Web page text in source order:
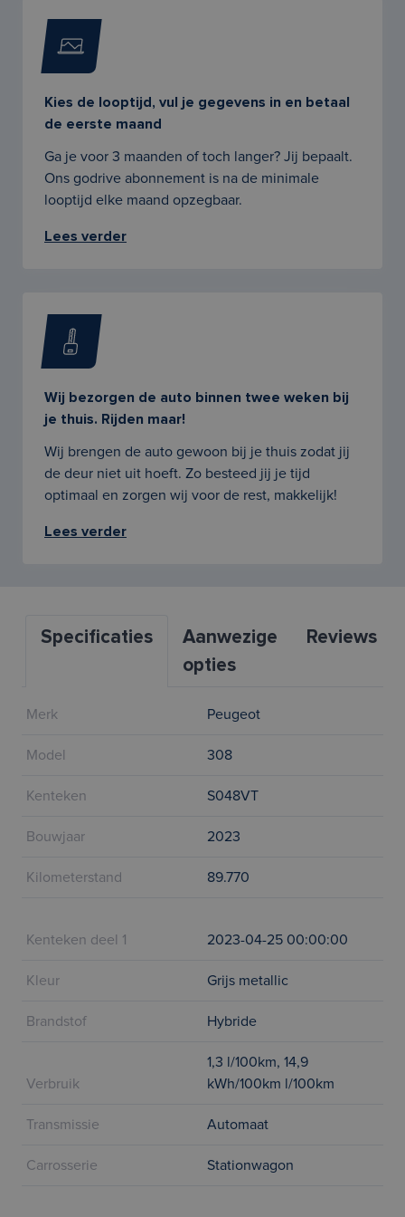
Kies de looptijd, vul je gegevens in en betaal
de eerste maand
Ga je voor 3 maanden of toch langer? Jij bepaalt.
Ons godrive abonnement is na de minimale
looptijd elke maand opzegbaar.
Lees verder
Wij bezorgen de auto binnen twee weken bij
je thuis. Rijden maar!
Wij brengen de auto gewoon bij je thuis zodat jij
de deur niet uit hoeft. Zo besteed jij je tijd
optimaal en zorgen wij voor de rest, makkelijk!
Lees verder
Specificaties
Aanwezige
opties
Reviews
Merk Peugeot
Model 308
Kenteken S048VT
Bouwjaar 2023
Kilometerstand 89.770
Kenteken deel 1 2023-04-25 00:00:00
Kleur Grijs metallic
Brandstof Hybride
Verbruik
1,3 l/100km, 14,9
kWh/100km l/100km
Transmissie Automaat
Carrosserie Stationwagon